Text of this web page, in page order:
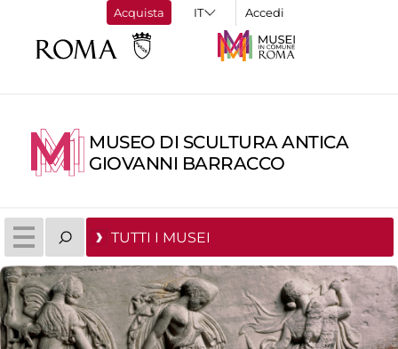
Acquista Accedi
MUSEO DI SCULTURA ANTICA
GIOVANNI BARRACCO
TUTTI I MUSEI